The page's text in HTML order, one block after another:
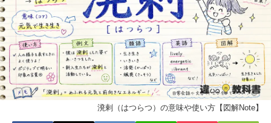
溌剌（はつらつ）の意味や使い方【図解Note】